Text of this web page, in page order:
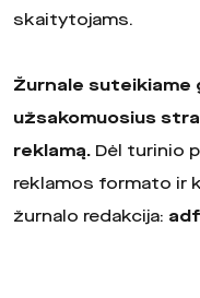
skaitytojams.
Žurnale suteikiame
užsakomuosius
reklamą. Dėl turinio
reklamos formato ir
žurnalo redakcija: